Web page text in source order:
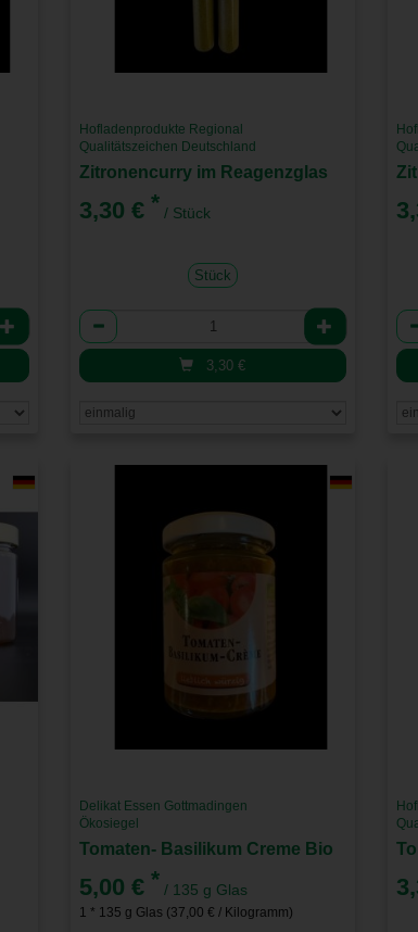
Hofladenprodukte Regional
Qualitätszeichen Deutschland
Zitronencurry im Reagenzglas
3,30 €* / Stück
Stück
Anzahl
3,30€
Delikat Essen Gottmadingen
Ökosiegel
Tomaten- Basilikum Creme Bio
5,00 €* / 135 g Glas
1 * 135 g Glas (37,00 € / Kilogramm)